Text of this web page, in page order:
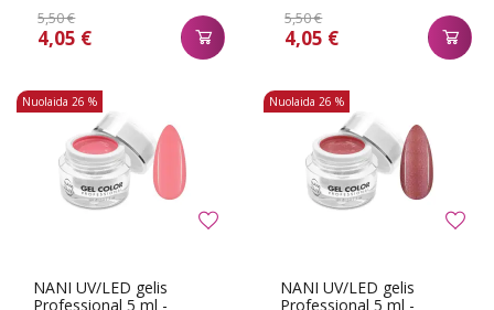
5,50 €
4,05 €
5,50 €
4,05 €
NANI UV/LED gelis
Professional 5 ml -
Nuolaida 26 %
NANI UV/LED gelis
Professional 5 ml -
Nuolaida 26 %